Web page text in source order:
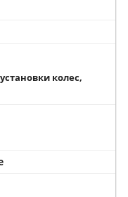
колес,